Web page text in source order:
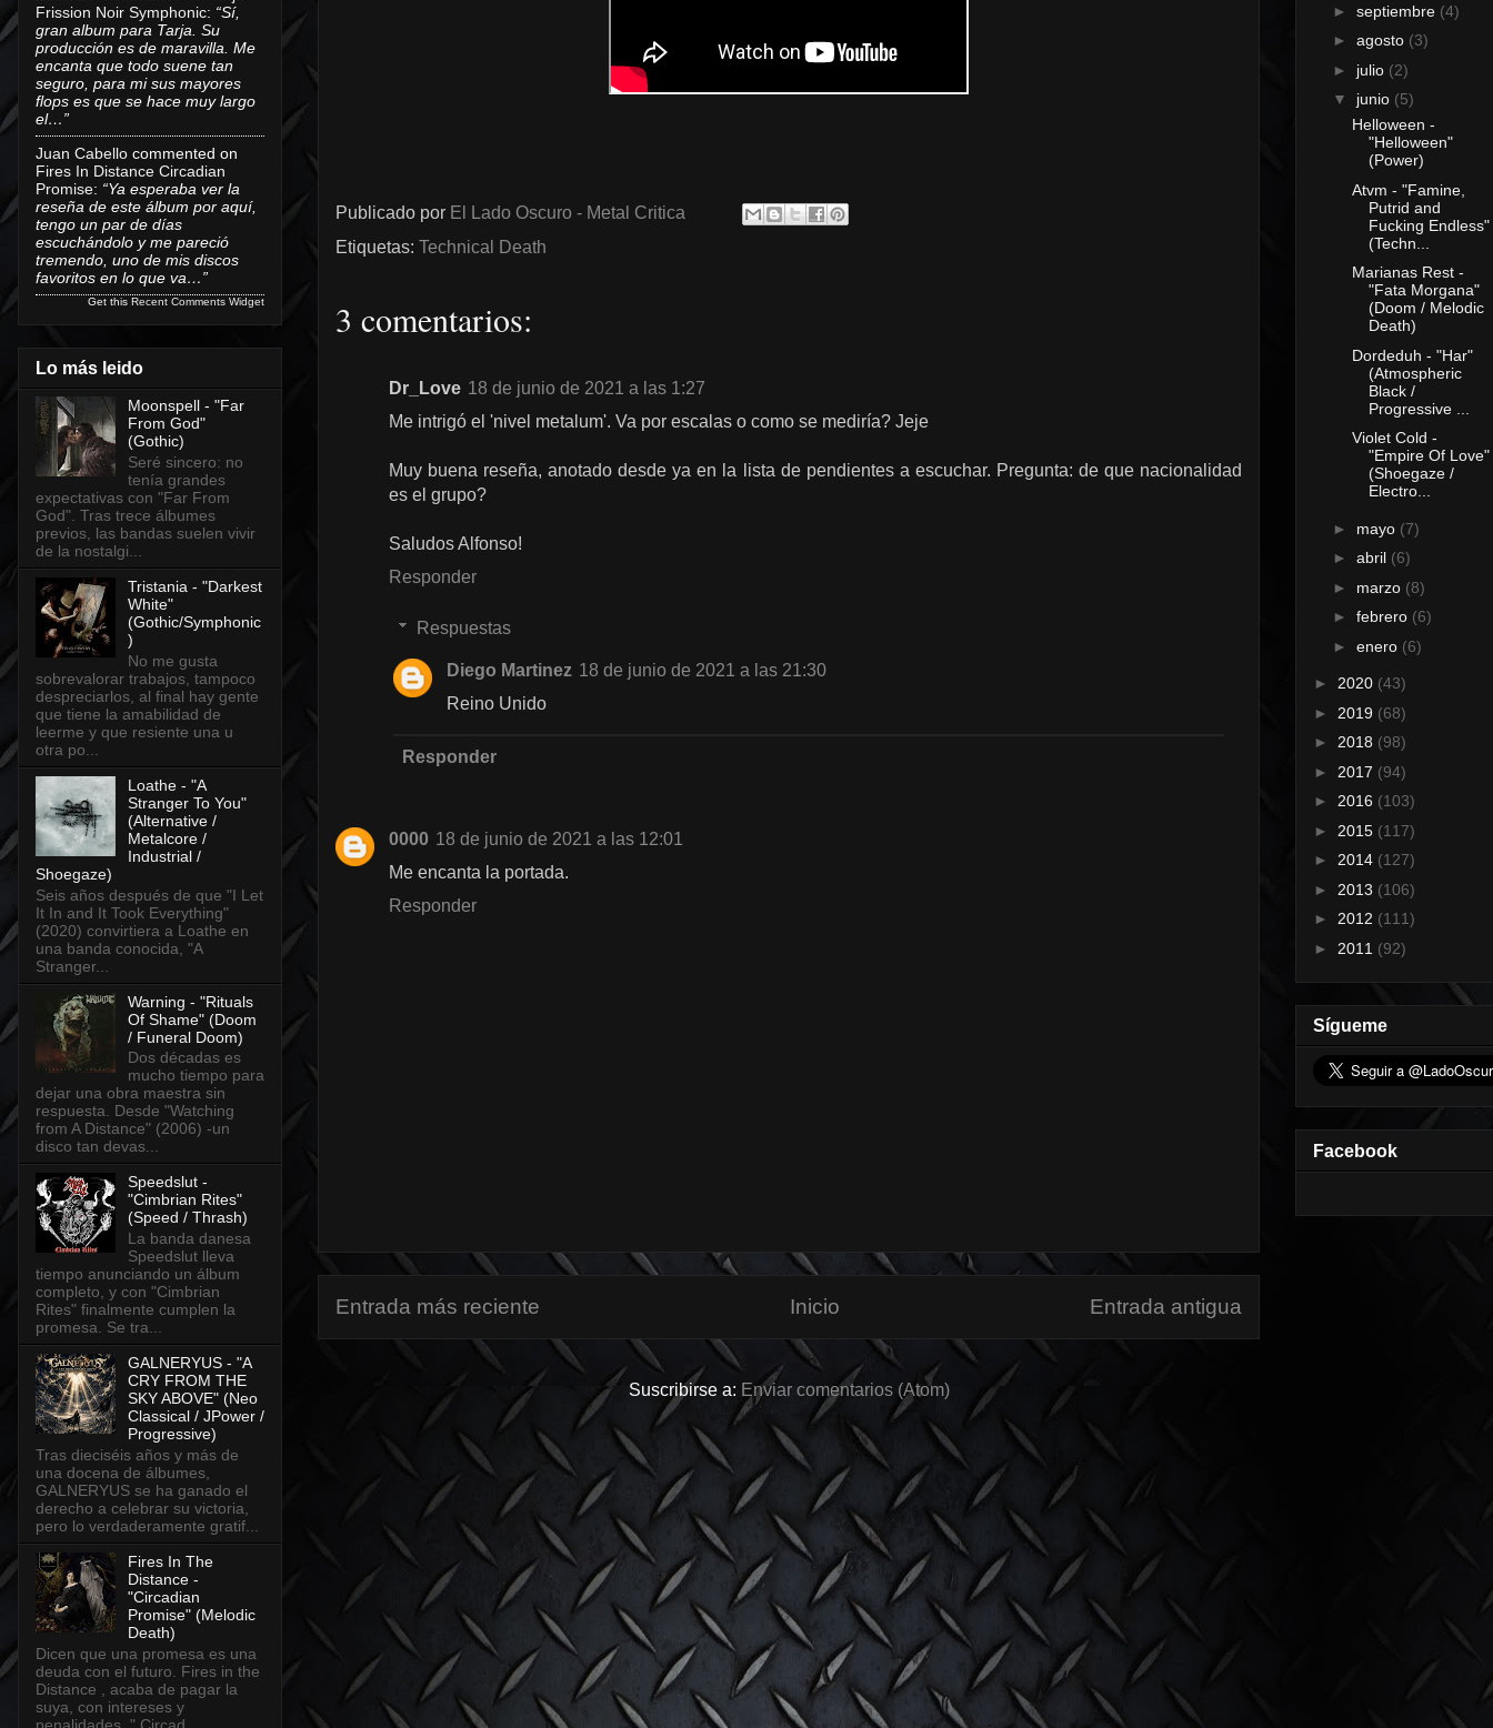
Publicado por El Lado Oscuro - Metal Critica
Etiquetas: Technical Death
3 comentarios:
Dr_Love 18 de junio de 2021 a las 1:27
Me intrigó el 'nivel metalum'. Va por escalas o como se mediría? Jeje
Muy buena reseña, anotado desde ya en la lista de pendientes a escuchar. Pregunta: de que nacionalidad
es el grupo?
Saludos Alfonso!
Responder
Respuestas
Diego Martinez 18 de junio de 2021 a las 21:30
Reino Unido
Responder
0000 18 de junio de 2021 a las 12:01
Me encanta la portada.
Responder
Entrada más reciente Entrada antigua
Inicio
Suscribirse a: Enviar comentarios (Atom)
Frission Noir Symphonic: “Sí,
gran album para Tarja. Su
producción es de maravilla. Me
encanta que todo suene tan
seguro, para mi sus mayores
flops es que se hace muy largo
el…”
Juan Cabello commented on
Fires In Distance Circadian
Promise: “Ya esperaba ver la
reseña de este álbum por aquí,
tengo un par de días
escuchándolo y me pareció
tremendo, uno de mis discos
favoritos en lo que va…”
Get this Recent Comments Widget
Lo más leido
Moonspell - "Far
From God"
(Gothic)
Seré sincero: no
tenía grandes
expectativas con "Far From
God". Tras trece álbumes
previos, las bandas suelen vivir
de la nostalgi...
Tristania - "Darkest
White"
(Gothic/Symphonic
)
No me gusta
sobrevalorar trabajos, tampoco
despreciarlos, al final hay gente
que tiene la amabilidad de
leerme y que resiente una u
otra po...
Loathe - "A
Stranger To You"
(Alternative /
Metalcore /
Industrial /
Shoegaze)
Seis años después de que "I Let
It In and It Took Everything"
(2020) convirtiera a Loathe en
una banda conocida, "A
Stranger...
Warning - "Rituals
Of Shame" (Doom
/ Funeral Doom)
Dos décadas es
mucho tiempo para
dejar una obra maestra sin
respuesta. Desde "Watching
from A Distance" (2006) -un
disco tan devas...
Speedslut -
"Cimbrian Rites"
(Speed / Thrash)
La banda danesa
Speedslut lleva
tiempo anunciando un álbum
completo, y con "Cimbrian
Rites" finalmente cumplen la
promesa. Se tra...
GALNERYUS - "A
CRY FROM THE
SKY ABOVE" (Neo
Classical / JPower /
Progressive)
Tras dieciséis años y más de
una docena de álbumes,
GALNERYUS se ha ganado el
derecho a celebrar su victoria,
pero lo verdaderamente gratif...
Fires In The
Distance -
"Circadian
Promise" (Melodic
Death)
Dicen que una promesa es una
deuda con el futuro. Fires in the
Distance , acaba de pagar la
suya, con intereses y
penalidades. " Circad...
► septiembre (4)
► agosto (3)
► julio (2)
▼ junio (5)
Helloween -
"Helloween"
(Power)
Atvm - "Famine,
Putrid and
Fucking Endless"
(Techn...
Marianas Rest -
"Fata Morgana"
(Doom / Melodic
Death)
Dordeduh - "Har"
(Atmospheric
Black /
Progressive ...
Violet Cold -
"Empire Of Love"
(Shoegaze /
Electro...
► mayo (7)
► abril (6)
► marzo (8)
► febrero (6)
► enero (6)
► 2020 (43)
► 2019 (68)
► 2018 (98)
► 2017 (94)
► 2016 (103)
► 2015 (117)
► 2014 (127)
► 2013 (106)
► 2012 (111)
► 2011 (92)
Sígueme
Facebook